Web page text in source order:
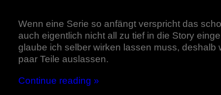
Wenn eine Serie so anfängt verspricht das
auch eigentlich nicht all zu tief in die Story
glaube ich selber wirken lassen muss, deshalb
paar Teile auslassen.
Continue reading »